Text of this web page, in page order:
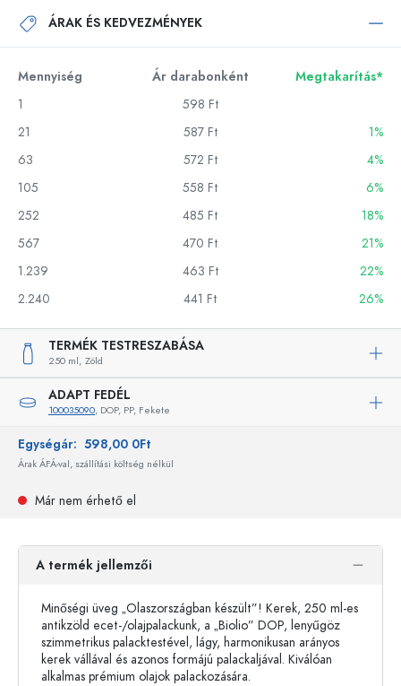
ÁRAK ÉS KEDVEZMÉNYEK
Mennyiség Ár darabonként
Megtakarítás*
1
598 Ft
21
587 Ft
1%
63
572 Ft
4%
105
558 Ft
6%
252
485 Ft
18%
567
470 Ft
21%
1.239
463 Ft
22%
2.240
441 Ft 26%
TERMÉK TESTRESZABÁSA
250 ml, Zöld
ADAPT FEDÉL
100035090, DOP, PP, Fekete
Egységár: 598,00 0Ft
Árak ÁFÁ-val, szállítási költség nélkül
Már nem érhető el
A termék jellemzői
Minőségi üveg „Olaszországban készült”! Kerek, 250 ml-es
antikzöld ecet-/olajpalackunk, a „Biolio” DOP, lenyűgöz
szimmetrikus palacktestével, lágy, harmonikusan arányos
kerek vállával és azonos formájú palackaljával. Kiválóan
alkalmas prémium olajok palackozására.